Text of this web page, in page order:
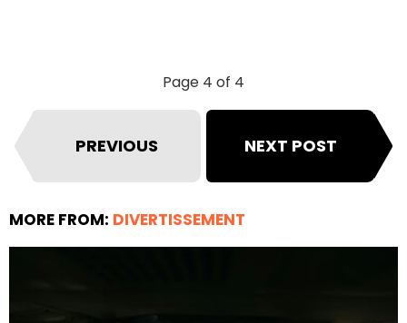
Page 4 of 4
PREVIOUS NEXT POST
MORE FROM: DIVERTISSEMENT